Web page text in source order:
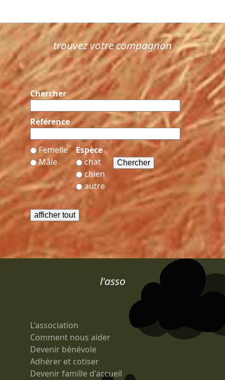
trouvez votre compagnon
Chercher
Référence
Femelle
Mâle
Espèce
chat
chien
autre
l'asso
L'association
Comment nous aider
Devenir bénévole
Adhérer et cotiser
Devenir famille d'accueil